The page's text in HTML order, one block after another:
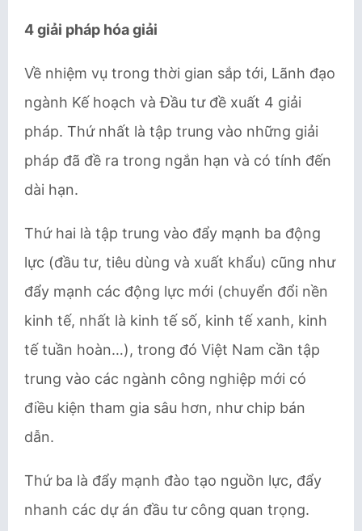
4 giải pháp hóa giải
Về nhiệm vụ trong thời gian sắp tới, Lãnh đạo
ngành Kế hoạch và Đầu tư đề xuất 4 giải
pháp. Thứ nhất là tập trung vào những giải
pháp đã đề ra trong ngắn hạn và có tính đến
dài hạn.
Thứ hai là tập trung vào đẩy mạnh ba động
lực (đầu tư, tiêu dùng và xuất khẩu) cũng như
đẩy mạnh các động lực mới (chuyển đổi nền
kinh tế, nhất là kinh tế số, kinh tế xanh, kinh
tế tuần hoàn…), trong đó Việt Nam cần tập
trung vào các ngành công nghiệp mới có
điều kiện tham gia sâu hơn, như chip bán
dẫn.
Thứ ba là đẩy mạnh đào tạo nguồn lực, đẩy
nhanh các dự án đầu tư công quan trọng.